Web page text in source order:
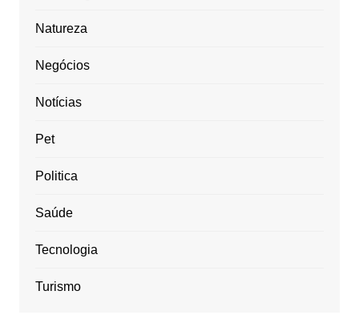
Natureza
Negócios
Notícias
Pet
Politica
Saúde
Tecnologia
Turismo